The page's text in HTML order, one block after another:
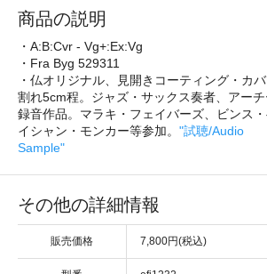
商品の説明
・A:B:Cvr - Vg+:Ex:Vg
・Fra Byg 529311
・仏オリジナル、見開きコーティング・カ
割れ5cm程。ジャズ・サックス奏者、アー
録音作品。マラキ・フェイバーズ、ビンス
イシャン・モンカー等参加。 "試聴/Audio
Sample"
その他の詳細情報
販売価格 7,800円(税込)